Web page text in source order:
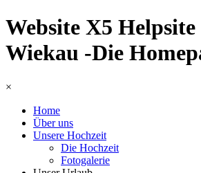
Website X5
Wiekau -Die
×
Home
Über uns
Unsere Hochzeit
Die Hochzeit
Fotogalerie